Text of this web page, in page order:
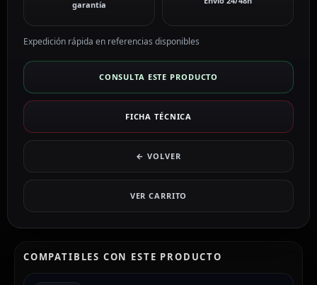
garantía
Expedición rápida en referencias disponibles
CONSULTA ESTE PRODUCTO
FICHA TÉCNICA
← VOLVER
VER CARRITO
COMPATIBLES CON ESTE PRODUCTO